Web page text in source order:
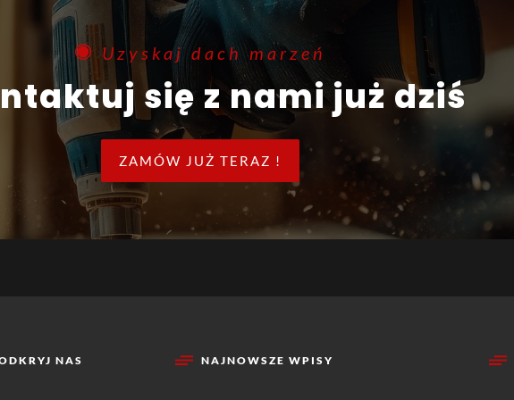
Uzyskaj dach marzeń
się z nami już dziś
ZAMÓW JUŻ TERAZ !
NAS NAJNOWSZE WPISY